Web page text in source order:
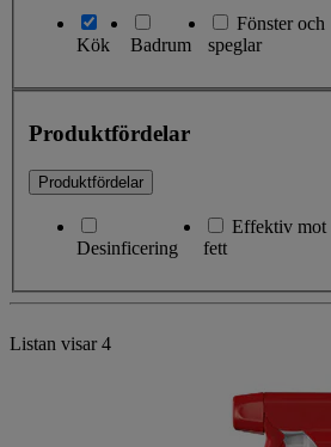
Kök Badrum
Fönster och
speglar
Produktfördelar
Produktfördelar
Desinficering
Effektiv mot
fett
Listan visar4